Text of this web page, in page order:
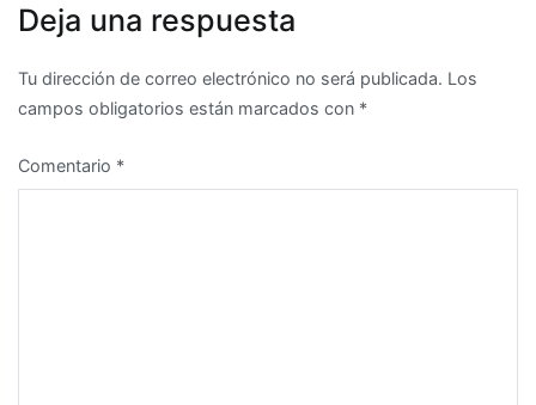
Deja una respuesta
Tu dirección de correo electrónico no será publicada. Los
campos obligatorios están marcados con *
Comentario *